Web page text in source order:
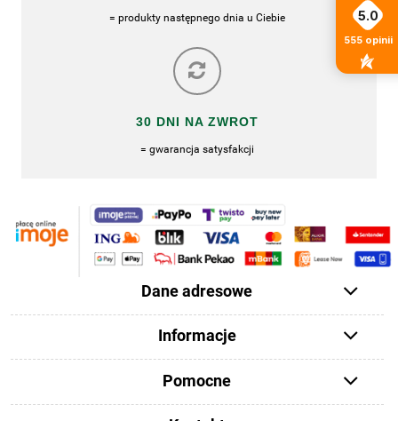
= produkty następnego dnia u Ciebie
30 DNI NA ZWROT
= gwarancja satysfakcji
Dane adresowe
Informacje
Pomocne
5.0
555 opinii